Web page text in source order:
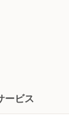
ービス